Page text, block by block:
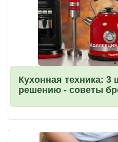
Кухонная техника: 3
решению - советы